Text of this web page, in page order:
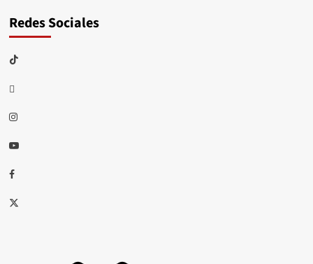
Redes Sociales
TikTok
threads
Instagram
Youtube
Facebook
X